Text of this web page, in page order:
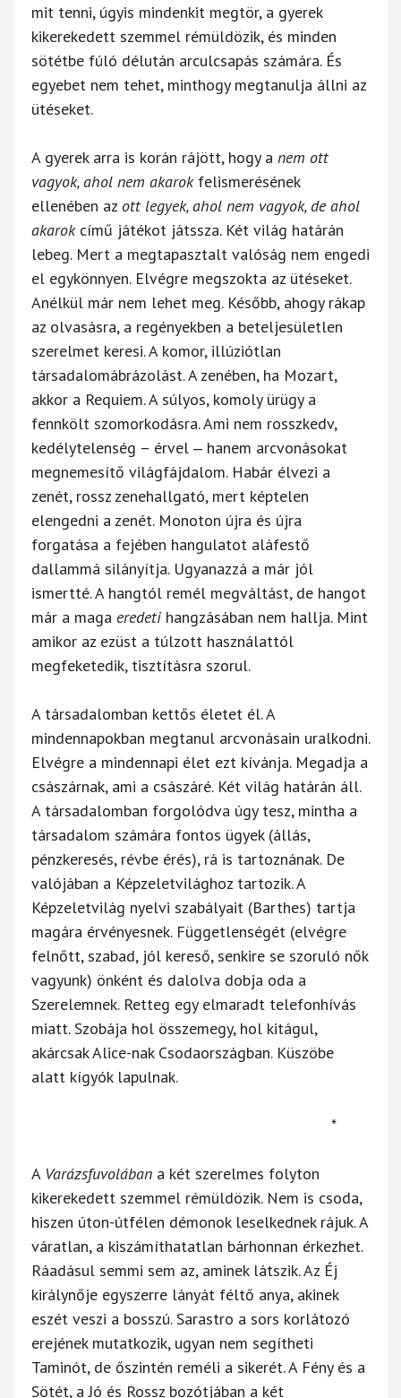
mit tenni, úgyis mindenkit megtör, a gyerek
kikerekedett szemmel rémüldözik, és minden
sötétbe fúló délután arculcsapás számára. És
egyebet nem tehet, minthogy megtanulja állni az
ütéseket.
A gyerek arra is korán rájött, hogy a nem ott
vagyok, ahol nem akarokfelismerésének
ellenében az ott legyek, ahol nem vagyok, de ahol
akarokcímű játékot játssza. Két világ határán
lebeg. Mert a megtapasztalt valóság nem engedi
el egykönnyen. Elvégre megszokta az ütéseket.
Anélkül már nem lehet meg. Később, ahogy rákap
az olvasásra, a regényekben a beteljesületlen
szerelmet keresi. A komor, illúziótlan
társadalomábrázolást. A zenében, ha Mozart,
akkor a Requiem. A súlyos, komoly ürügy a
fennkölt szomorkodásra. Ami nem rosszkedv,
kedélytelenség – érvel ‒ hanem arcvonásokat
megnemesítő világfájdalom. Habár élvezi a
zenét, rossz zenehallgató, mert képtelen
elengedni a zenét. Monoton újra és újra
forgatása a fejében hangulatot aláfestő
dallammá silányítja. Ugyanazzá a már jól
ismertté. A hangtól remél megváltást, de hangot
már a maga eredeti hangzásában nem hallja. Mint
amikor az ezüst a túlzott használattól
megfeketedik, tisztításra szorul.
A társadalomban kettős életet él. A
mindennapokban megtanul arcvonásain uralkodni.
Elvégre a mindennapi élet ezt kívánja. Megadja a
császárnak, ami a császáré. Két világ határán áll.
A társadalomban forgolódva úgy tesz, mintha a
társadalom számára fontos ügyek (állás,
pénzkeresés, révbe érés), rá is tartoznának. De
valójában a Képzeletvilághoz tartozik. A
Képzeletvilág nyelvi szabályait (Barthes) tartja
magára érvényesnek. Függetlenségét (elvégre
felnőtt, szabad, jól kereső, senkire se szoruló nők
vagyunk) önként és dalolva dobja oda a
Szerelemnek. Retteg egy elmaradt telefonhívás
miatt. Szobája hol összemegy, hol kitágul,
akárcsak Alice-nak Csodaországban. Küszöbe
alatt kígyók lapulnak.
*
A Varázsfuvolában a két szerelmes folyton
kikerekedett szemmel rémüldözik. Nem is csoda,
hiszen úton-útfélen démonok leselkednek rájuk. A
váratlan, a kiszámíthatatlan bárhonnan érkezhet.
Ráadásul semmi sem az, aminek látszik. Az Éj
királynője egyszerre lányát féltő anya, akinek
eszét veszi a bosszú. Sarastro a sors korlátozó
erejének mutatkozik, ugyan nem segítheti
Taminót, de őszintén reméli a sikerét. A Fény és a
Sötét, a Jó és Rossz bozótjában a két